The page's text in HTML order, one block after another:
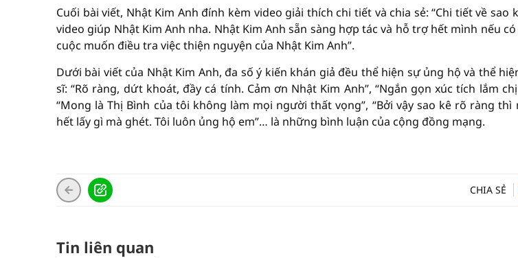
Cuối bài viết, Nhật Kim Anh đính kèm video giải thích chi tiết và chia sẻ: “Chi tiết về sao
video giúp Nhật Kim Anh nha. Nhật Kim Anh sẵn sàng hợp tác và hỗ trợ hết mình nếu
cuộc muốn điều tra việc thiện nguyện của Nhật Kim Anh”.
Dưới bài viết của Nhật Kim Anh, đa số ý kiến khán giả đều thể hiện sự ủng hộ và thể
sĩ: “Rõ ràng, dứt khoát, đầy cá tính. Cảm ơn Nhật Kim Anh”, “Ngắn gọn xúc tích lắm
“Mong là Thị Bình của tôi không làm mọi người thất vọng”, “Bởi vậy sao kê rõ ràng
hết lấy gì mà ghét. Tôi luôn ủng hộ em”… là những bình luận của cộng đồng mạng.
CHIA SẺ
Tin liên quan